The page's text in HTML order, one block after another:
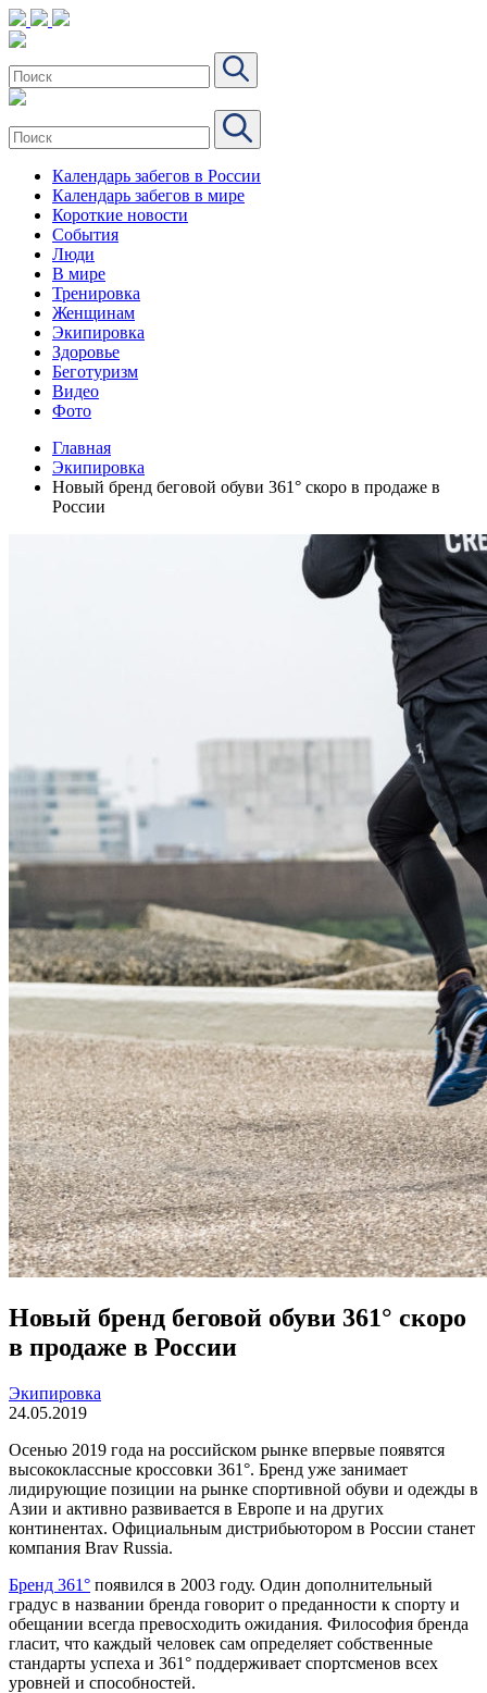
Календарь забегов в России
Календарь забегов в мире
Короткие новости
События
Люди
В мире
Тренировка
Женщинам
Экипировка
Здоровье
Беготуризм
Видео
Фото
Главная
Экипировка
Новый бренд беговой обуви 361° скоро в продаже в
России
Новый бренд беговой обуви 361° скоро
в продаже в России
Экипировка
24.05.2019
Осенью 2019 года на российском рынке впервые появятся
высококлассные кроссовки 361°. Бренд уже занимает
лидирующие позиции на рынке спортивной обуви и одежды в
Азии и активно развивается в Европе и на других
континентах. Официальным дистрибьютором в России станет
компания Brav Russia.
Бренд 361° появился в 2003 году. Один дополнительный
градус в названии бренда говорит о преданности к спорту и
обещании всегда превосходить ожидания. Философия бренда
гласит, что каждый человек сам определяет собственные
стандарты успеха и 361° поддерживает спортсменов всех
уровней и способностей.